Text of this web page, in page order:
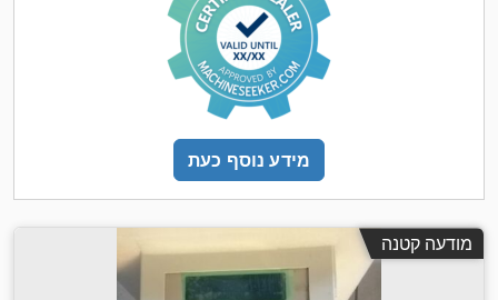
מידע נוסף כעת
מודעה קטנה